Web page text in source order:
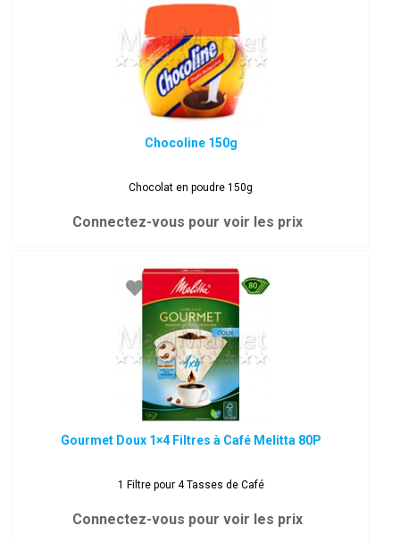
Chocoline 150g
Chocolat en poudre 150g
Connectez-vous pour voir les prix
Gourmet Doux 1×4 Filtres à Café Melitta 80P
1 Filtre pour 4 Tasses de Café
Connectez-vous pour voir les prix